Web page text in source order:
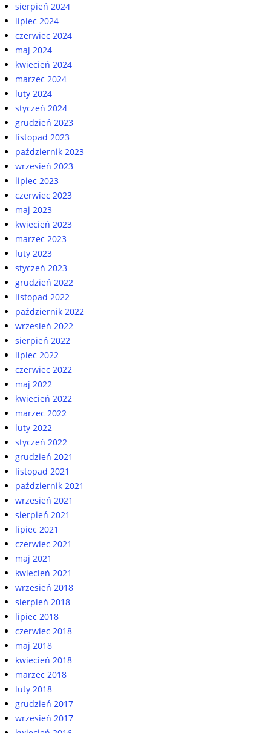
sierpień 2024
lipiec 2024
czerwiec 2024
maj 2024
kwiecień 2024
marzec 2024
luty 2024
styczeń 2024
grudzień 2023
listopad 2023
październik 2023
wrzesień 2023
lipiec 2023
czerwiec 2023
maj 2023
kwiecień 2023
marzec 2023
luty 2023
styczeń 2023
grudzień 2022
listopad 2022
październik 2022
wrzesień 2022
sierpień 2022
lipiec 2022
czerwiec 2022
maj 2022
kwiecień 2022
marzec 2022
luty 2022
styczeń 2022
grudzień 2021
listopad 2021
październik 2021
wrzesień 2021
sierpień 2021
lipiec 2021
czerwiec 2021
maj 2021
kwiecień 2021
wrzesień 2018
sierpień 2018
lipiec 2018
czerwiec 2018
maj 2018
kwiecień 2018
marzec 2018
luty 2018
grudzień 2017
wrzesień 2017